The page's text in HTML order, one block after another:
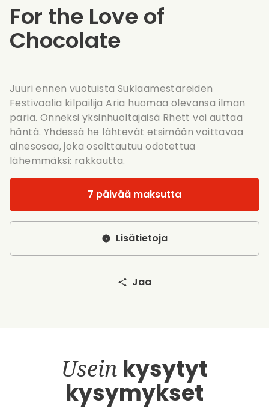
For the Love of
Chocolate
Juuri ennen vuotuista Suklaamestareiden
Festivaalia kilpailija Aria huomaa olevansa ilman
paria. Onneksi yksinhuoltajaisä Rhett voi auttaa
häntä. Yhdessä he lähtevät etsimään voittavaa
ainesosaa, joka osoittautuu odotettua
lähemmäksi: rakkautta.
7 päivää maksutta
Lisätietoja
Jaa
Usein kysytyt
kysymykset